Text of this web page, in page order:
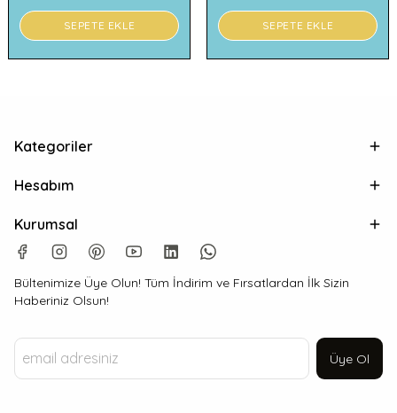
SEPETE EKLE SEPETE EKLE
Kategoriler
Hesabım
Kurumsal
Bültenimize Üye Olun! Tüm İndirim ve Fırsatlardan İlk Sizin
Haberiniz Olsun!
Üye Ol